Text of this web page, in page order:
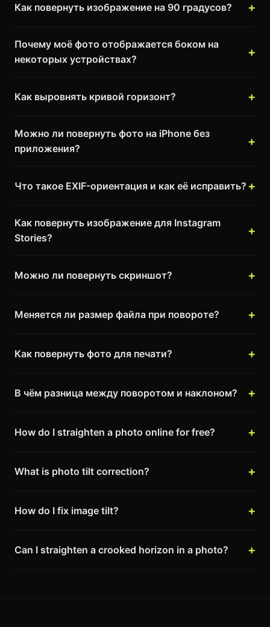
Как повернуть изображение на 90 градусов?
Почему моё фото отображается боком на
некоторых устройствах?
Как выровнять кривой горизонт?
Можно ли повернуть фото на iPhone без
приложения?
Что такое EXIF-ориентация и как её исправить?
Как повернуть изображение для Instagram
Stories?
Можно ли повернуть скриншот?
Меняется ли размер файла при повороте?
Как повернуть фото для печати?
В чём разница между поворотом и наклоном?
How do I straighten a photo online for free?
What is photo tilt correction?
How do I fix image tilt?
Can I straighten a crooked horizon in a photo?